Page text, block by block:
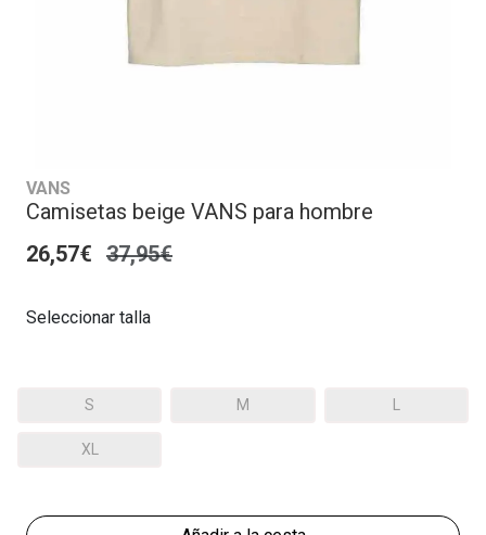
VANS
Camisetas beige VANS para hombre
26,57€ 37,95€
Seleccionar talla
S M
XL